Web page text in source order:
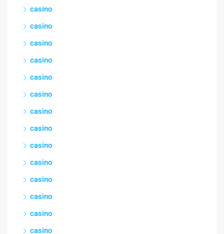
casino
casino
casino
casino
casino
casino
casino
casino
casino
casino
casino
casino
casino
casino